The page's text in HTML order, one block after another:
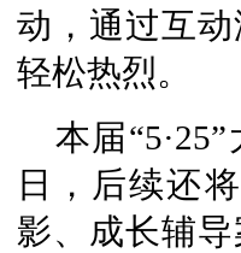
动，通过互
轻松热烈。
本届
日，后续还
影、成长辅